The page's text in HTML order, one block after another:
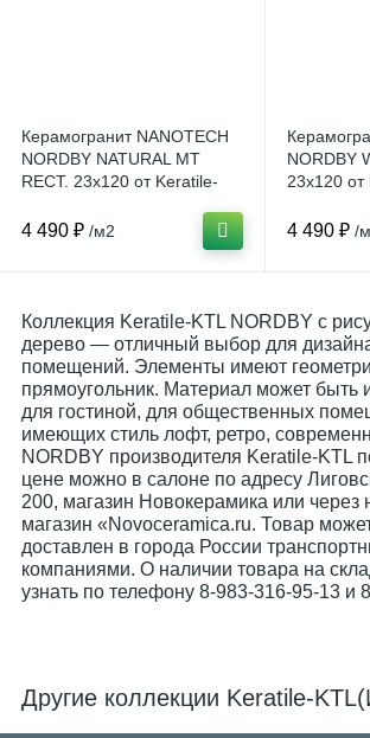
Керамогранит NANOTECH
NORDBY NATURAL MT
RECT. 23x120 от Keratile-
4 490 ₽ /м2
NORDBY
23x120 от
4 490 ₽ /
Коллекция Keratile-KTL NORDBY с
дерево — отличный выбор для
помещений. Элементы имеют
прямоугольник. Материал может быть
для гостиной, для общественных
имеющих стиль лофт, ретро,
NORDBY производителя Keratile-KTL
цене можно в салоне по адресу
200, магазин Новокерамика или через
магазин «Novoceramica.ru. Товар
доставлен в города России
компаниями. О наличии товара на
узнать по телефону 8-983-316-95-13 и
Другие коллекции Keratile-